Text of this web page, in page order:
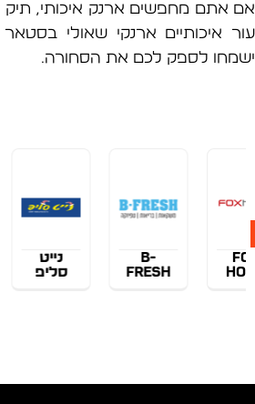
מחפשים ארנק איכותי, תיק
איכותיים ארנקי שאולי בסטאר
לספק לכם את הסחורה.
FRESH
נייט
סליפ